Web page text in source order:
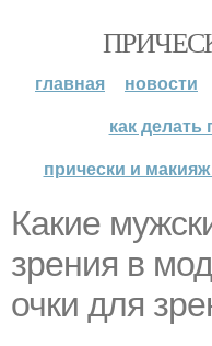
главная новости
как
прически и
Какие
зрения в
очки для